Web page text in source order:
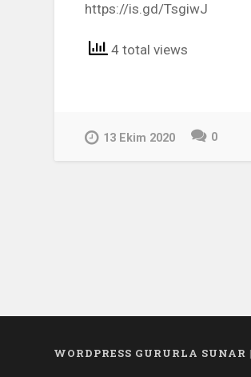
https://is.gd/TsgiwJ
4 total views
13 Ekim 2020 0
WORDPRESS GURURLA SUNAR |